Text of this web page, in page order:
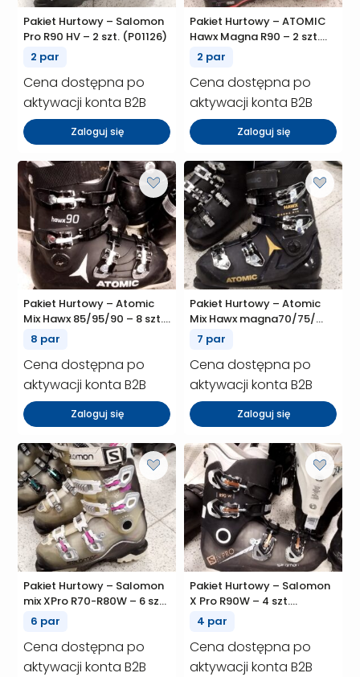
Pakiet Hurtowy – Salomon
Pro R90 HV – 2 szt. (P01126)
2 par
Cena dostępna po
aktywacji konta B2B
Zaloguj się
Pakiet Hurtowy – ATOMIC
Hawx Magna R90 – 2 szt.
(P01120)
2 par
Cena dostępna po
aktywacji konta B2B
Zaloguj się
Pakiet Hurtowy – Atomic
Mix Hawx 85/95/90 – 8 szt.
(P01119)
8 par
Cena dostępna po
aktywacji konta B2B
Zaloguj się
Pakiet Hurtowy – Atomic
Mix Hawx magna70/75/
Hawx am – 7 szt. (P01112)
7 par
Cena dostępna po
aktywacji konta B2B
Zaloguj się
Pakiet Hurtowy – Salomon
mix XPro R70-R80W – 6 szt.
(P01099)
6 par
Cena dostępna po
aktywacji konta B2B
Pakiet Hurtowy – Salomon
X Pro R90W – 4 szt.
(P01096)
4 par
Cena dostępna po
aktywacji konta B2B